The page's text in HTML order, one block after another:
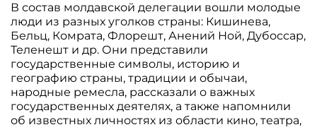
В состав молдавской делегации вошли молодые
люди из разных уголков страны: Кишинева,
Бельц, Комрата, Флорешт, Анений Ной, Дубоссар,
Теленешт и др. Они представили
государственные символы, историю и
географию страны, традиции и обычаи,
народные ремесла, рассказали о важных
государственных деятелях, а также напомнили
об известных личностях из области кино, театра,